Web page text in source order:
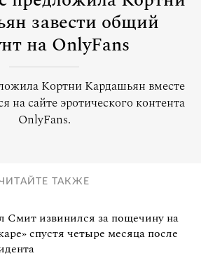
завести общий
на OnlyFans
Кортни Кардашьян вместе
на сайте эротического контента
OnlyFans.
ТАКЖЕ
Смит извинился за пощечину на
спустя четыре месяца после